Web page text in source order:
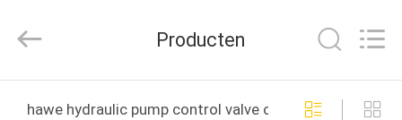
Fluid
Power
Rights
Producten
hawe hydraulic pump control valve online fabricage